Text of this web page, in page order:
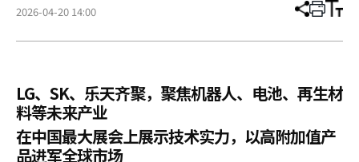
2026-04-20 14:00 分
章
打 调
小
LG、SK、乐天齐聚，聚焦机器人、电池、再生材
料等未来产业
在中国最大展会上展示技术实力，以高附加值产
品进军全球市场